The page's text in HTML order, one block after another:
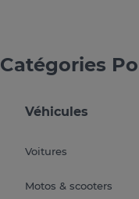
Catégories
Véhicules
Voitures
Motos & scooters